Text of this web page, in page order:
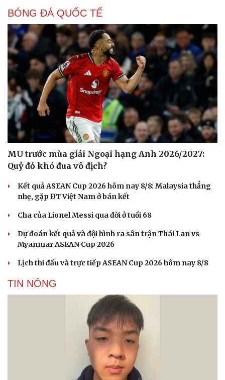
Cải chính
BÓNG ĐÁ QUỐC TẾ
MU trước mùa giải Ngoại hạng Anh 2026/2027:
Quỷ đỏ khó đua vô địch?
Kết quả ASEAN Cup 2026 hôm nay 8/8: Malaysia thắng
nhẹ, gặp ĐT Việt Nam ở bán kết
Cha của Lionel Messi qua đời ở tuổi 68
Dự đoán kết quả và đội hình ra sân trận Thái Lan vs
Myanmar ASEAN Cup 2026
Lịch thi đấu và trực tiếp ASEAN Cup 2026 hôm nay 8/8
TIN NÓNG